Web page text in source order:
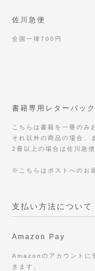
佐川急便
全国一律700円
書籍専用レターパッ
こちらは書籍を一冊のみ
それ以外の商品の場合、
2冊以上の場合は佐川急
※こちらはポストへのお
支払い方法について
Amazon Pay
Amazonのアカウントに
きます。